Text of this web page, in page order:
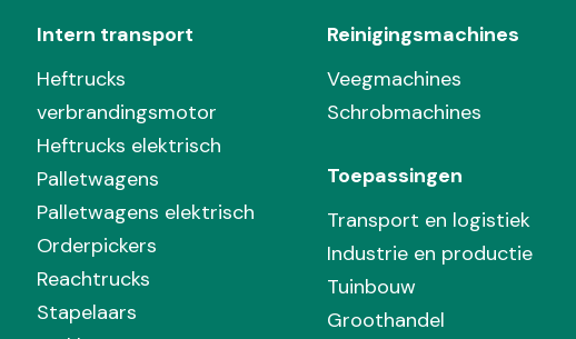
Intern transport
Heftrucks
verbrandingsmotor
Heftrucks elektrisch
Palletwagens
Palletwagens elektrisch
Orderpickers
Reachtrucks
Stapelaars
Reinigingsmachines
Veegmachines
Schrobmachines
Toepassingen
Transport en logistiek
Industrie en productie
Tuinbouw
Groothandel